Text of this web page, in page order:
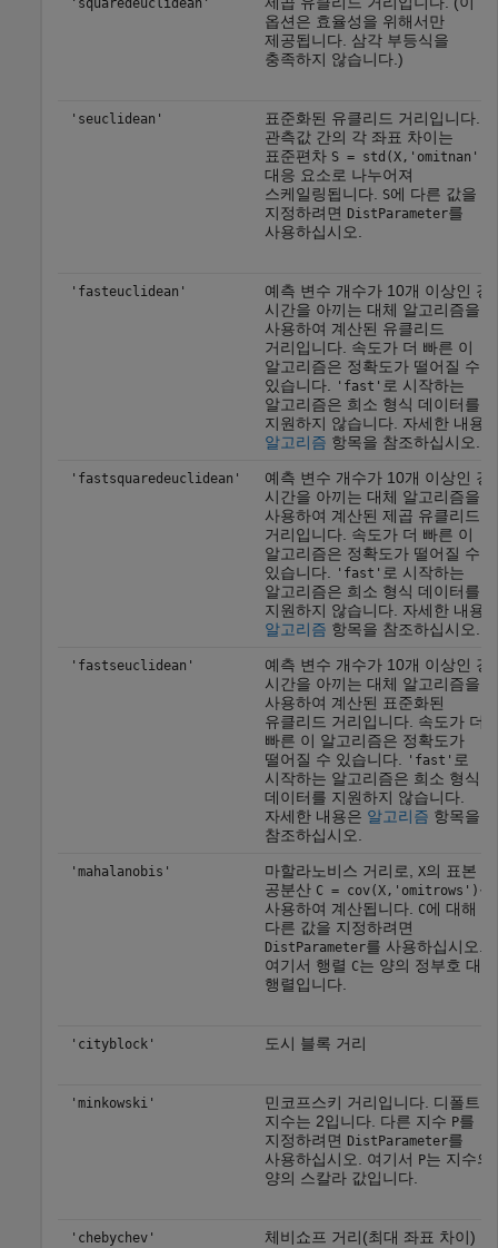
'squaredeuclidean'
옵션은 효율성을 위해서만
제공됩니다. 삼각 부등식을
충족하지 않습니다.)
'seuclidean'
표준화된 유클리드 거리입니다.
관측값 간의 각 좌표 차이는
표준편차 S = std(X,'omitnan')
대응 요소로 나누어져
스케일링됩니다. S에 다른 값을
지정하려면 DistParameter를
사용하십시오.
'fasteuclidean'
예측 변수 개수가 10개 이상인 경
시간을 아끼는 대체 알고리즘을
사용하여 계산된 유클리드
거리입니다. 속도가 더 빠른 이
알고리즘은 정확도가 떨어질 수
있습니다. 'fast' 로 시작하는
알고리즘은 희소 형식 데이터를
지원하지 않습니다. 자세한 내용
알고리즘 항목을 참조하십시오.
'fastsquaredeuclidean'
예측 변수 개수가 10개 이상인 경
시간을 아끼는 대체 알고리즘을
사용하여 계산된 제곱 유클리드
거리입니다. 속도가 더 빠른 이
알고리즘은 정확도가 떨어질 수
있습니다. 'fast' 로 시작하는
알고리즘은 희소 형식 데이터를
지원하지 않습니다. 자세한 내용
알고리즘 항목을 참조하십시오.
'fastseuclidean'
예측 변수 개수가 10개 이상인 경
시간을 아끼는 대체 알고리즘을
사용하여 계산된 표준화된
유클리드 거리입니다. 속도가 더
빠른 이 알고리즘은 정확도가
떨어질 수 있습니다. 'fast' 로
시작하는 알고리즘은 희소 형식
데이터를 지원하지 않습니다.
자세한 내용은 알고리즘 항목을
참조하십시오.
'mahalanobis' 마할라노비스 거리로, X의 표본
공분산 C = cov(X,'omitrows') 를
사용하여 계산됩니다. C에 대해
다른 값을 지정하려면
DistParameter를 사용하십시오.
여기서 행렬 C는 양의 정부호 대칭
행렬입니다.
'cityblock' 도시 블록 거리
'minkowski'
민코프스키 거리입니다. 디폴트
지수는 2입니다. 다른 지수 P를
지정하려면 DistParameter를
사용하십시오. 여기서 P는 지수의
양의 스칼라 값입니다.
'chebychev' 체비쇼프 거리(최대 좌표 차이)